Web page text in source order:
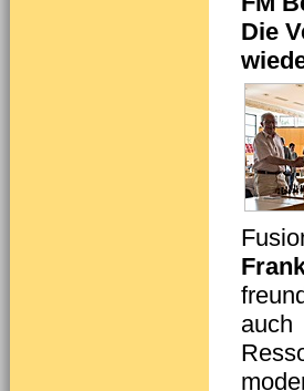
Die
auch